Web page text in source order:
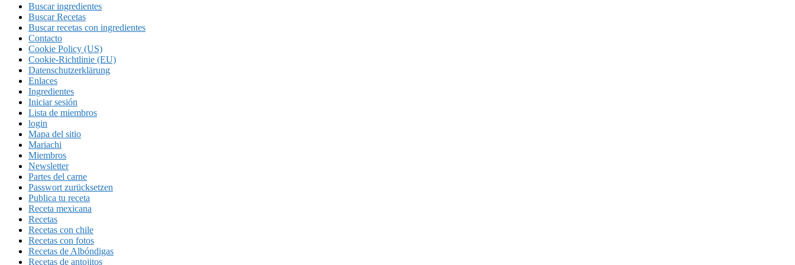
Buscar ingredientes
Buscar Recetas
Buscar recetas con ingredientes
Contacto
Cookie Policy (US)
Cookie-Richtlinie (EU)
Datenschutzerklärung
Enlaces
Ingredientes
Iniciar sesión
Lista de miembros
login
Mapa del sitio
Mariachi
Miembros
Newsletter
Partes del carne
Passwort zurücksetzen
Publica tu receta
Receta mexicana
Recetas
Recetas con chile
Recetas con fotos
Recetas de Albóndigas
Recetas de antojitos